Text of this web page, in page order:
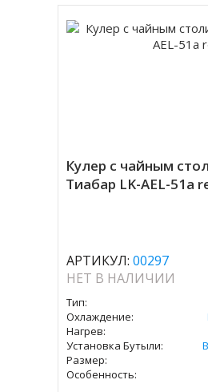
Кулер с чайным
Тиабар LK-AEL-51a
АРТИКУЛ: 00297
НЕТ В НАЛИЧИИ
Тип:
Охлаждение:
Нагрев:
Установка Бутыли:
Размер:
Особенность: